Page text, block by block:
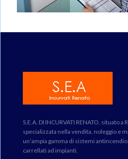
S.E.A. DI INCURVATI RENATO, situato a
specializzata nella vendita, noleggio e
un’ampia gamma di sistemi
carrellati ad impianti.